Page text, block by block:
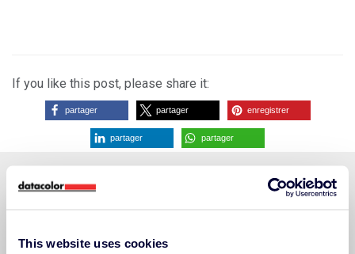
This website uses cookies
If you like this post, please share it:
partager partager enregistrer
partager partager